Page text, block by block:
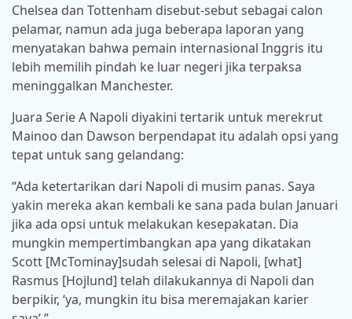
Chelsea dan Tottenham disebut-sebut sebagai calon
pelamar, namun ada juga beberapa laporan yang
menyatakan bahwa pemain internasional Inggris itu
lebih memilih pindah ke luar negeri jika terpaksa
meninggalkan Manchester.
Juara Serie A Napoli diyakini tertarik untuk merekrut
Mainoo dan Dawson berpendapat itu adalah opsi yang
tepat untuk sang gelandang:
“Ada ketertarikan dari Napoli di musim panas. Saya
yakin mereka akan kembali ke sana pada bulan Januari
jika ada opsi untuk melakukan kesepakatan. Dia
mungkin mempertimbangkan apa yang dikatakan
Scott [McTominay]sudah selesai di Napoli, [what]
Rasmus [Hojlund] telah dilakukannya di Napoli dan
berpikir, ‘ya, mungkin itu bisa meremajakan karier